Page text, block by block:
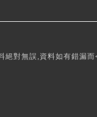
對無誤,資料如有錯漏而